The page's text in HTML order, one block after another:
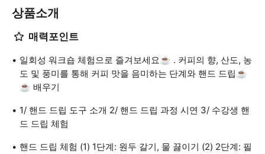
상품소개
매력포인트
일회성 워크숍 체험으로 즐겨보세요☕️ . 커피의 향, 산도, 농
도 및 풍미를 통해 커피 맛을 음미하는 단계와 핸드 드립☕️
☕️ 배우기
1/ 핸드 드립 도구 소개 2/ 핸드 드립 과정 시연 3/ 수강생 핸
드 드립 체험
핸드 드립 체험 (1) 1단계: 원두 갈기, 물 끓이기 (2) 2단계: 필